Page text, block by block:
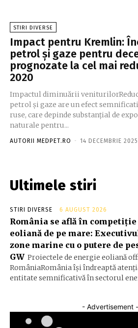
STIRI DIVERSE
Impact pentru Kremlin:
petrol și gaze pentru
prognozate la cel mai
2020
Impactul diminuării
petrol și gaze are un efect
ruse, care depinde substanțial de
naturale pentru...
AUTORII MEDPET.RO - 14 DECEMBRIE 2025
Ultimele stiri
STIRI DIVERSE 6 AUGUST 2026
România se află în
eoliană de pe mare:
zone marine cu o putere de
GW Proiectele de energie eoliană
RomâniaRomânia își îndreaptă
entitate semnificativă în sectorul
- Advertisement -